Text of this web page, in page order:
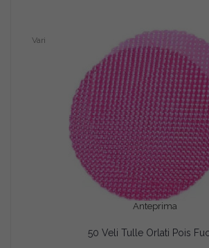
Anteprima
Vari
50 Veli Tulle Orlati Pois